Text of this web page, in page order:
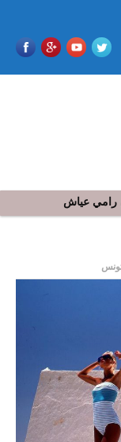
رامي عياش
يتالق و يشد الجمهور